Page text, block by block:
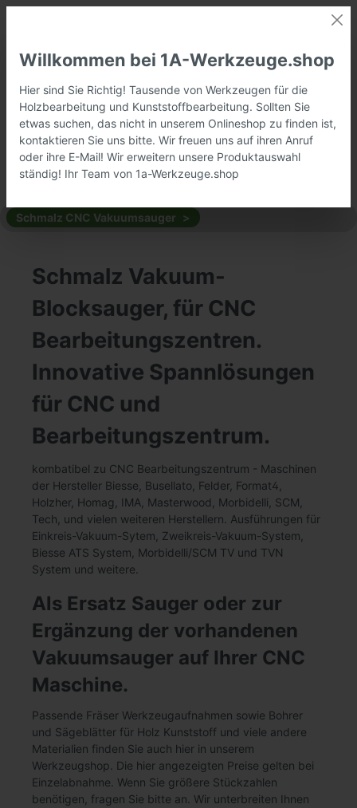
Schmalz CNC Vakuumsauger
Schmalz Vakuum-
Blocksauger, für CNC
Bearbeitungszentren.
Innovative Spannlösungen
für CNC und
Bearbeitungszentrum.
kombatibel zu CNC Bearbeitungszentrum - Maschinen
der Hersteller Biesse, Busellato, Felder, Format4,
Holzher, Homag, IMA, Masterwood, Morbidelli, SCM,
Tech, und vielen weiteren Herstellern. Ausführungen für
Einkreis-Vakuum-Sytem, Zweikreis-Vakuum-System,
Biesse ATS System, Morbidelli/SCM TV und TVN
System und weitere.
Als Ersatz Sauger oder zur
Ergänzung der vorhandenen
Vakuumsauger auf Ihrer CNC
Maschine.
Passende Fräser Werkzeugaufnahmen sowie Bohrer
und Sägeblätter für Holz Kunststoff und viele andere
Materialien finden Sie auch hier in unserem
Werkzeugshop. Die hier angezeigten Preise gelten bei
Einzelabnahme. Wenn Sie größere Stückzahlen
benötigen, fragen Sie bitte an. Wir unterbreiten Ihnen
Willkommen bei 1A-Werkzeuge.shop
Hier sind Sie Richtig! Tausende von Werkzeugen für die
Holzbearbeitung und Kunststoffbearbeitung. Sollten Sie
etwas suchen, das nicht in unserem Onlineshop zu finden ist,
kontaktieren Sie uns bitte. Wir freuen uns auf ihren Anruf
oder ihre E-Mail! Wir erweitern unsere Produktauswahl
ständig! Ihr Team von 1a-Werkzeuge.shop